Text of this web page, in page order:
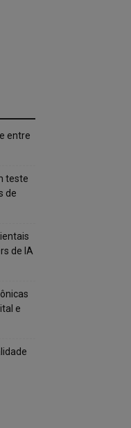
entre
teste
de
de IA
e